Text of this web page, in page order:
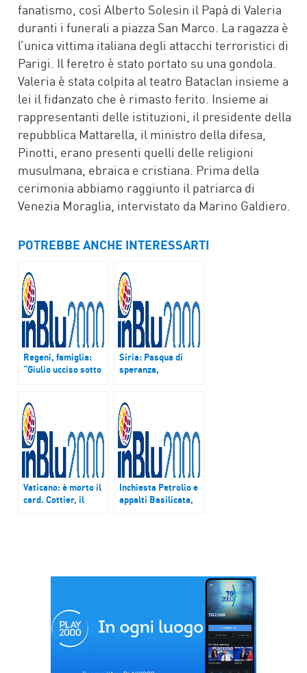
fanatismo, così Alberto Solesin il Papà di Valeria
duranti i funerali a piazza San Marco. La ragazza è
l’unica vittima italiana degli attacchi terroristici di
Parigi. Il feretro è stato portato su una gondola.
Valeria è stata colpita al teatro Bataclan insieme a
lei il fidanzato che è rimasto ferito. Insieme ai
rappresentanti delle istituzioni, il presidente della
repubblica Mattarella, il ministro della difesa,
Pinotti, erano presenti quelli delle religioni
musulmana, ebraica e cristiana. Prima della
cerimonia abbiamo raggiunto il patriarca di
Venezia Moraglia, intervistato da Marino Galdiero.
POTREBBE ANCHE INTERESSARTI
Regeni, famiglia:
“Giulio ucciso sotto
violazioni diritti
umani”
Siria: Pasqua di
speranza,
bombardamenti
Vaticano: è morto il
card. Cottier, il
Inchiesta Petrolio e
appalti Basilicata,